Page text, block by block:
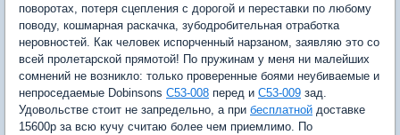
поворотах, потеря сцепления с дорогой и переставки по любому
поводу, кошмарная раскачка, зубодробительная отработка
неровностей. Как человек испорченный нарзаном, заявляю это со
всей пролетарской прямотой! По пружинам у меня ни малейших
сомнений не возникло: только проверенные боями неубиваемые и
непроседаемые Dobinsons C53-008 перед и С53-009 зад.
Удовольстве стоит не запредельно, а при бесплатной доставке
15600р за всю кучу считаю более чем приемлимо. По